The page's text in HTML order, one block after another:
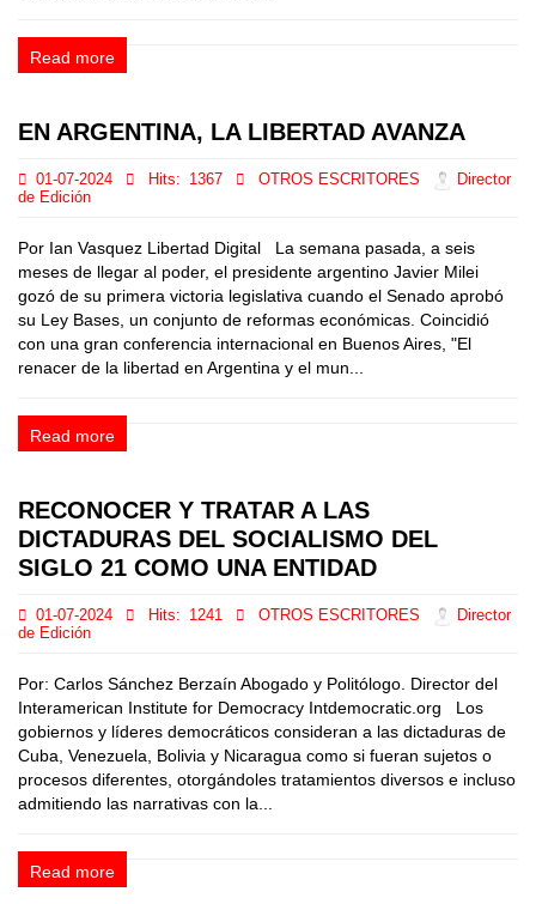
Read more
EN ARGENTINA, LA LIBERTAD AVANZA
01-07-2024 Hits: 1367 OTROS ESCRITORES
Director
de Edición
Por Ian Vasquez Libertad Digital La semana pasada, a seis
meses de llegar al poder, el presidente argentino Javier Milei
gozó de su primera victoria legislativa cuando el Senado aprobó
su Ley Bases, un conjunto de reformas económicas. Coincidió
con una gran conferencia internacional en Buenos Aires, "El
renacer de la libertad en Argentina y el mun...
Read more
RECONOCER Y TRATAR A LAS
DICTADURAS DEL SOCIALISMO DEL
SIGLO 21 COMO UNA ENTIDAD
01-07-2024 Hits: 1241 OTROS ESCRITORES
Director
de Edición
Por: Carlos Sánchez Berzaín Abogado y Politólogo. Director del
Interamerican Institute for Democracy Intdemocratic.org Los
gobiernos y líderes democráticos consideran a las dictaduras de
Cuba, Venezuela, Bolivia y Nicaragua como si fueran sujetos o
procesos diferentes, otorgándoles tratamientos diversos e incluso
admitiendo las narrativas con la...
Read more